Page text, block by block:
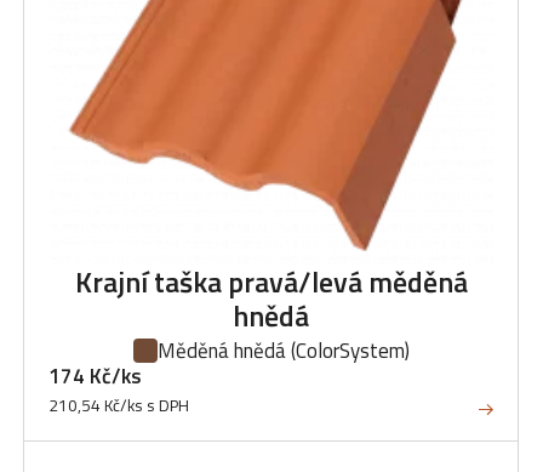
Krajní taška pravá/levá měděná
hnědá
Měděná hnědá(ColorSystem)
174 Kč/ks
210,54 Kč/ks s DPH